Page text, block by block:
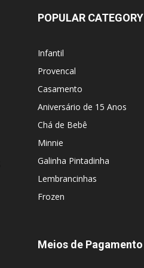
POPULAR CATEGORY
Infantil
Provencal
Casamento
Aniversário de 15 Anos
Chá de Bebê
Minnie
Galinha Pintadinha
Lembrancinhas
Frozen
Meios de Pagamento